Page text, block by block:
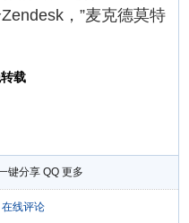
，”麦克德莫特
载
键分享 QQ 更多
在线评论